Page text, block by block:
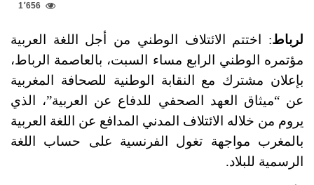
1٬656
لرباط: اختتم الائتلاف الوطني من أجل اللغة العربية
مؤتمره الوطني الرابع مساء السبت، بالعاصمة الرباط،
بإعلان مشترك مع النقابة الوطنية للصحافة المغربية
عن “ميثاق العهد الصحفي للدفاع عن العربية”، الذي
يروم من خلاله الائتلاف المدني المدافع عن اللغة العربية
بالمغرب مواجهة تغول الفرنسية على حساب اللغة
الرسمية للبلاد.